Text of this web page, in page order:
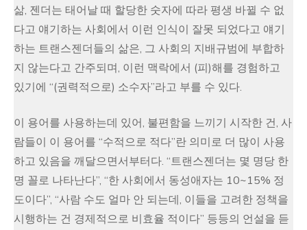
삶, 젠더는 태어날 때 할당한 숫자에 따라 평생 바뀔 수 없
다고 얘기하는 사회에서 이런 인식이 잘못 되었다고 얘기
하는 트랜스젠더들의 삶은, 그 사회의 지배규범에 부합하
지 않는다고 간주되며, 이런 맥락에서 (피)해를 경험하고
있기에 “(권력적으로) 소수자”라고 부를 수 있다.
이 용어를 사용하는데 있어, 불편함을 느끼기 시작한 건, 사
람들이 이 용어를 “수적으로 적다”란 의미로 더 많이 사용
하고 있음을 깨달으면서부터다. “트랜스젠더는 몇 명당 한
명 꼴로 나타난다”, “한 사회에서 동성애자는 10~15% 정
도이다”, “사람 수도 얼마 안 되는데, 이들을 고려한 정책을
시행하는 건 경제적으로 비효율 적이다” 등등의 언설을 듣